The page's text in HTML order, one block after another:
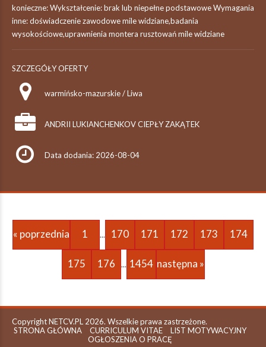
konieczne: Wykształcenie: brak lub niepełne podstawowe Wymagania
inne: doświadczenie zawodowe mile widziane,badania
wysokościowe,uprawnienia montera rusztowań mile widziane
SZCZEGÓŁY OFERTY
warmińsko-mazurskie / Liwa
ANDRII LUKIANCHENKOV CIEPŁY ZAKĄTEK
Data dodania: 2026-08-04
« poprzednia 1 ... 170 171 172 173 174
175 176 ... 1454 następna »
Copyright NETCV.PL 2026. Wszelkie prawa zastrzeżone.
STRONA GŁÓWNA
CURRICULUM VITAE
LIST MOTYWACYJNY
OGŁOSZENIA O PRACĘ